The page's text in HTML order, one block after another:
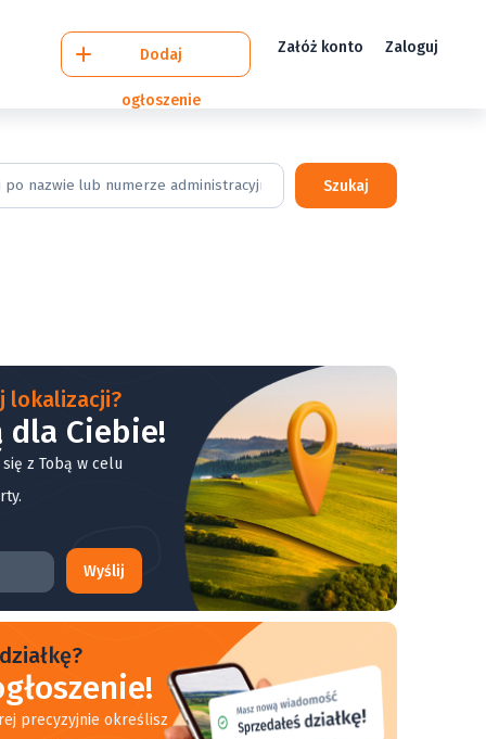
Dodaj
ogłoszenie
Załóż konto Zaloguj
Szukaj
lokalizacji?
dla Ciebie!
z Tobą w celu
Wyślij
precyzyjnie określisz